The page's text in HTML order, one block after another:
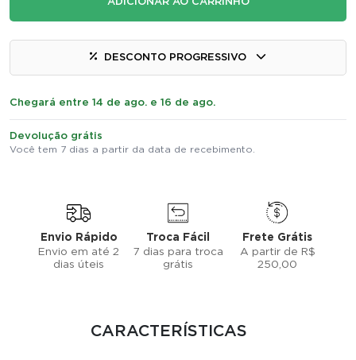
ADICIONAR AO CARRINHO
DESCONTO PROGRESSIVO
Chegará entre 14 de ago. e 16 de ago.
Devolução grátis
Você tem 7 dias a partir da data de recebimento.
Envio Rápido
Envio em até 2
dias úteis
Troca Fácil
7 dias para troca
grátis
Frete Grátis
A partir de R$
250,00
CARACTERÍSTICAS